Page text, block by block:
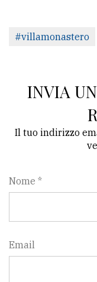
#villamonastero
INVIA
Il tuo indirizzo
Nome *
Email